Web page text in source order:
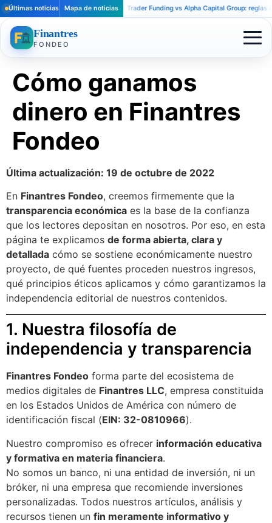
Últimas noticias Mapa de noticiasApex Trader Funding vs Alpha Capital Group: reglas
Finantres
FONDEO
Cómo ganamos
dinero en Finantres
Fondeo
Última actualización: 19 de octubre de 2022
En Finantres Fondeo, creemos firmemente que la
transparencia económica es la base de la confianza
que los lectores depositan en nosotros. Por eso, en esta
página te explicamos de forma abierta, clara y
detallada cómo se sostiene económicamente nuestro
proyecto, de qué fuentes proceden nuestros ingresos,
qué principios éticos aplicamos y cómo garantizamos la
independencia editorial de nuestros contenidos.
1. Nuestra filosofía de
independencia y transparencia
Finantres Fondeo forma parte del ecosistema de
medios digitales de Finantres LLC, empresa constituida
en los Estados Unidos de América con número de
identificación fiscal (EIN: 32-0810966).
Nuestro compromiso es ofrecer información educativa
y formativa en materia financiera.
No somos un banco, ni una entidad de inversión, ni un
bróker, ni una empresa que recomiende inversiones
personalizadas. Todos nuestros artículos, análisis y
recursos tienen un fin meramente informativo y